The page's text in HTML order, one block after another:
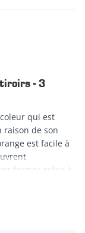
tiroirs - 3
qui est
raison de son
est facile à
fermer grâce à
espaces de